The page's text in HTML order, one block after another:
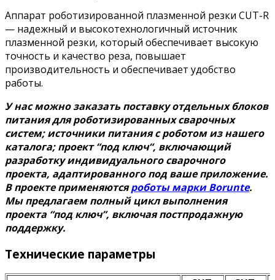
Аппарат роботизированной плазменной резки CUT-R
— надежный и высокотехнологичный источник
плазменной резки, который обеспечивает высокую
точность и качество реза, повышает
производительность и обеспечивает удобство
работы.
У нас можно заказать поставку отдельных блоков
питания для роботизированных сварочных
систем; источники питания с роботом из нашего
каталога; проект “под ключ“, включающий
разработку индивидуального сварочного
проекта, адаптированного под ваше приложение.
В проекте применяютсяроботы марки Borunte.
Мы предлагаем полный цикл выполнения
проекта “под ключ”, включая постпродажную
поддержку.
Технические параметры